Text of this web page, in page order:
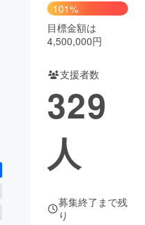
CAMPFIRE Creation
ya コミュニティ
101%
目標金額は
4,500,000円
支援者数
329
人
募集終了まで残
り